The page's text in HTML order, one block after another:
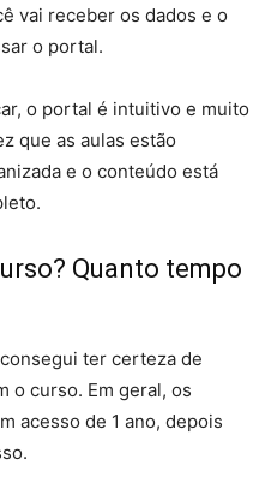
vai receber os dados e o
o portal.
o portal é intuitivo e muito
que as aulas estão
e o conteúdo está
Quanto tempo
ter certeza de
o curso. Em geral, os
acesso de 1 ano, depois